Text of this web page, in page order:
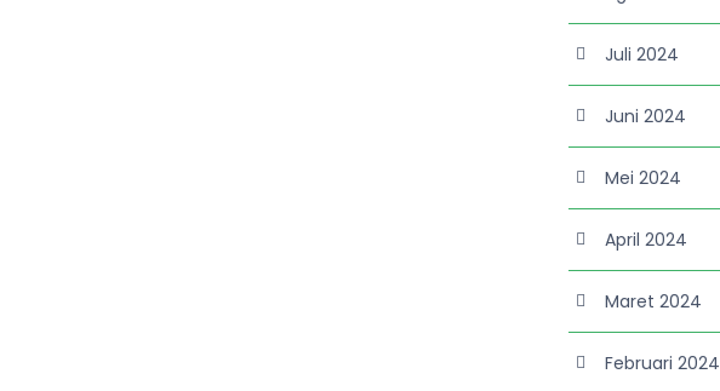
Juli 2024
Juni 2024
Mei 2024
April 2024
Maret 2024
Februari 2024